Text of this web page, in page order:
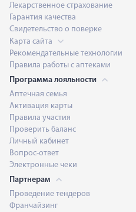
Лекарственное страхование
Гарантия качества
Свидетельство о поверке
Карта сайта
Рекомендательные технологии
Правила работы с аптеками
Программа лояльности
Аптечная семья
Активация карты
Правила участия
Проверить баланс
Личный кабинет
Вопрос-ответ
Электронные чеки
Партнерам
Проведение тендеров
Франчайзинг